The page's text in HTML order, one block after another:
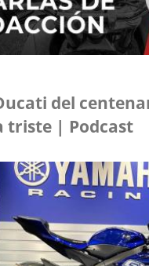
del
triste | Podcast